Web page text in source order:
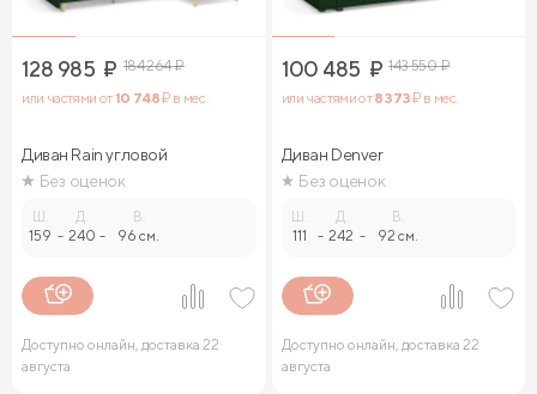
128 985 ₽ 184 264₽
или частями от10 748₽ в мес.
Диван Rain угловой
Без оценок
159 -
Д.
240 -
В.
96 см.
Доступно онлайн, доставка 22
августа
100 485 ₽ 143 550₽
или частями от8 373₽ в мес.
Диван Denver
Без оценок
111 -
Д.
242 -
В.
92 см.
Доступно онлайн, доставка 22
августа